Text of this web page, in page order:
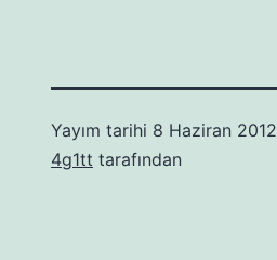
Yayım tarihi 8 Haziran 2012
4g1tt tarafından